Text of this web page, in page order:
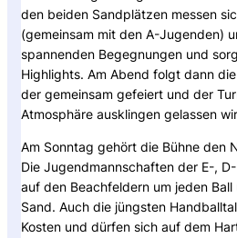
den beiden Sandplätzen messen
(gemeinsam mit den A-Jugenden)
spannenden Begegnungen und
Highlights. Am Abend folgt dann
der gemeinsam gefeiert und der
Atmosphäre ausklingen gelassen
Am Sonntag gehört die Bühne den
Die Jugendmannschaften der E-,
auf den Beachfeldern um jeden
Sand. Auch die jüngsten
Kosten und dürfen sich auf dem